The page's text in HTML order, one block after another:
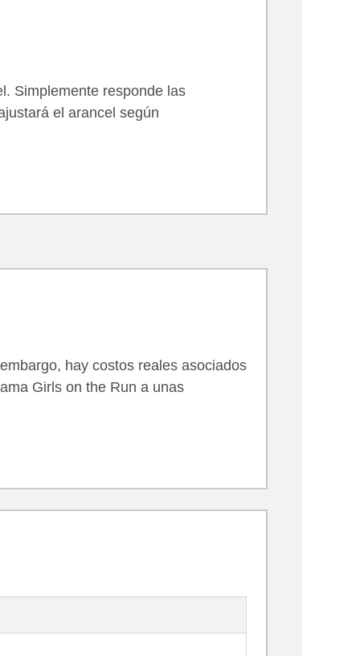
Simplemente responde las
el arancel según
hay costos reales asociados
Girls on the Run a unas